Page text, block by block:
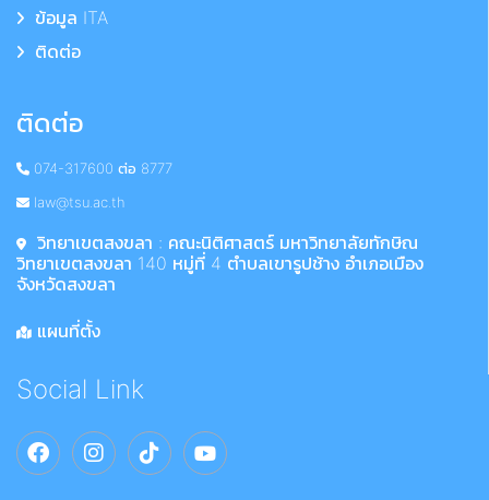
ข้อมูล ITA
ติดต่อ
ติดต่อ
074-317600 ต่อ 8777
law@tsu.ac.th
วิทยาเขตสงขลา : คณะนิติศาสตร์ มหาวิทยาลัยทักษิณ
วิทยาเขตสงขลา 140 หมู่ที่ 4 ตำบลเขารูปช้าง อำเภอเมือง
จังหวัดสงขลา
แผนที่ตั้ง
Social Link